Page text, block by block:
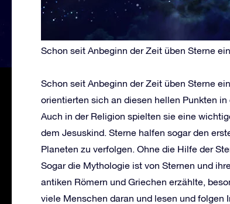
Schon seit Anbeginn der Zeit üben Sterne
Schon seit Anbeginn der Zeit üben Sterne
orientierten sich an diesen hellen Punkten
Auch in der Religion spielten sie eine
dem Jesuskind. Sterne halfen sogar den
Planeten zu verfolgen. Ohne die Hilfe der
Sogar die Mythologie ist von Sternen und
antiken Römern und Griechen erzählte,
viele Menschen daran und lesen und folgen